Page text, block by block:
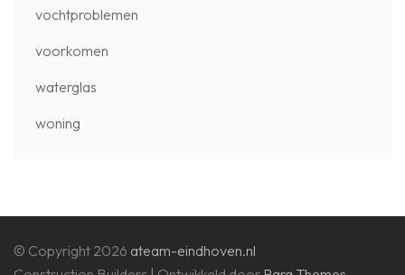
vochtproblemen
voorkomen
waterglas
woning
© Copyright 2026 ateam-eindhoven.nl